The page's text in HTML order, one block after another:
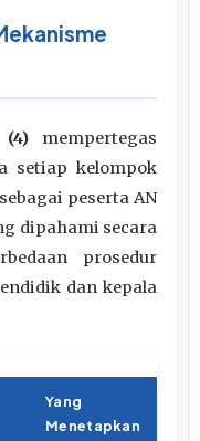
mempertegas
setiap kelompok
peserta AN
dipahami secara
prosedur
dan kepala
Yang
Menetapkan